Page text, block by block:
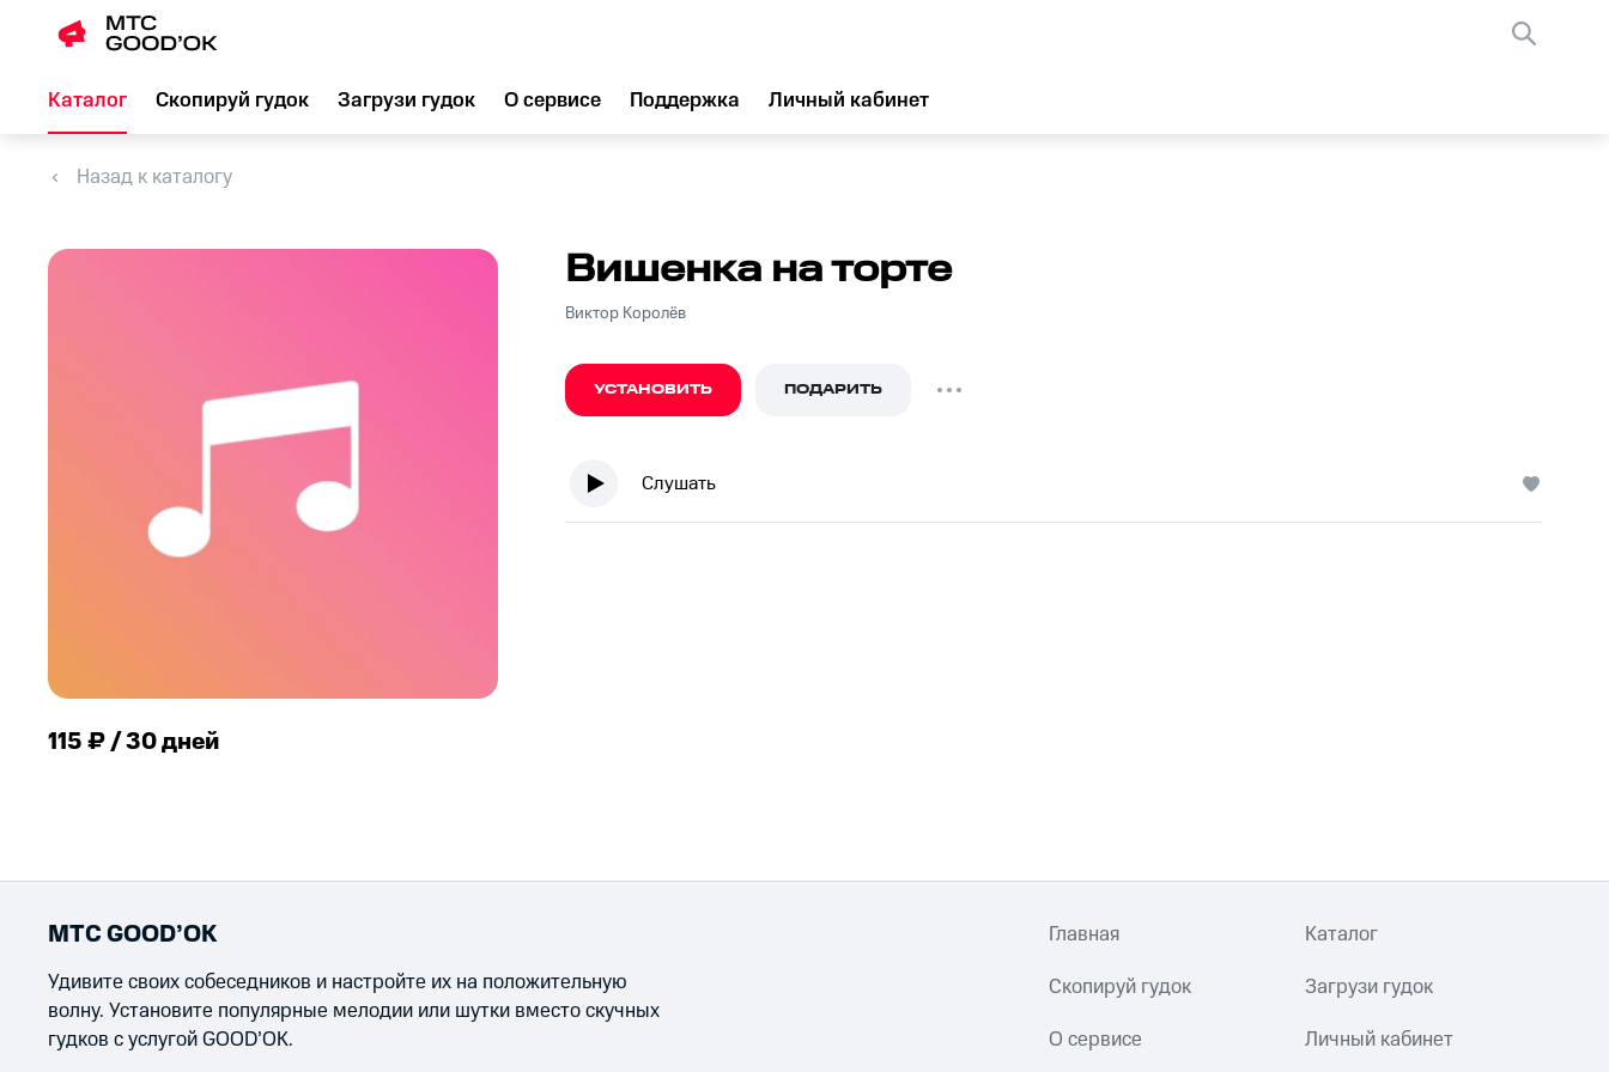
Каталог Скопируй гудок Загрузи гудок О сервисе Поддержка Личный кабинет
Назад к каталогу
115 ₽ / 30 дней
Вишенка на торте
Виктор Королёв
УСТАНОВИТЬ ПОДАРИТЬ
Слушать
МТС GOOD’OK
Удивите своих собеседников и настройте их на положительную
волну. Установите популярные мелодии или шутки вместо скучных
гудков с услугой GOOD’OK.
Главная Каталог
Скопируй гудок Загрузи гудок
О сервисе Личный кабинет